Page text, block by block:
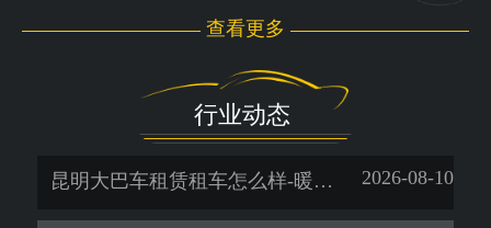
查看更多
行业动态
昆明大巴车租赁租车怎么样-暖旭-「昆明租车平台哪个好」 2026-08-10